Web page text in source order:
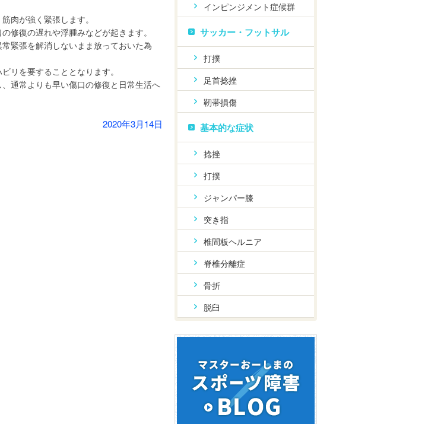
肉が強く緊張します。
修復の遅れや浮腫みなどが起きます。
緊張を解消しないまま放っておいた為
リを要することとなります。
通常よりも早い傷口の修復と日常生活へ
2020年3月14日
インピンジメント症候群
サッカー・フットサル
打撲
足首捻挫
靭帯損傷
基本的な症状
捻挫
打撲
ジャンパー膝
突き指
椎間板ヘルニア
脊椎分離症
骨折
脱臼